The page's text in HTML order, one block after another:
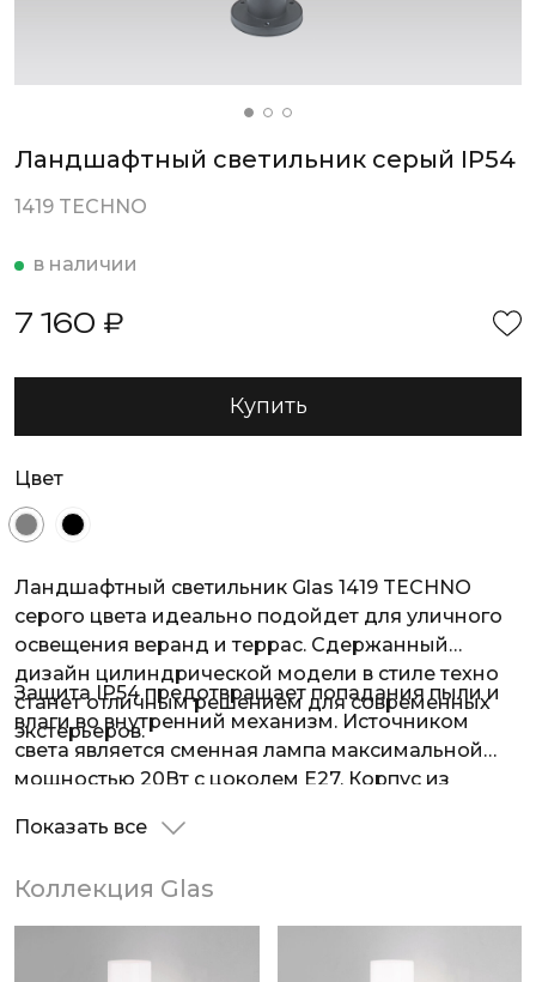
Ландшафтный светильник серый IP54
1419 TECHNO
в наличии
7 160 ₽
Купить
Цвет
Ландшафтный светильник Glas 1419 TECHNO
серого цвета идеально подойдет для уличного
освещения веранд и террас. Сдержанный
дизайн цилиндрической модели в стиле техно
станет отличным решением для современных
экстерьеров.
Защита IP54 предотвращает попадания пыли и
влаги во внутренний механизм. Источником
света является сменная лампа максимальной
мощностью 20Вт с цоколем E27. Корпус из
надежно защищает внутреннюю конструкцию.
Показать все
Коллекция Glas